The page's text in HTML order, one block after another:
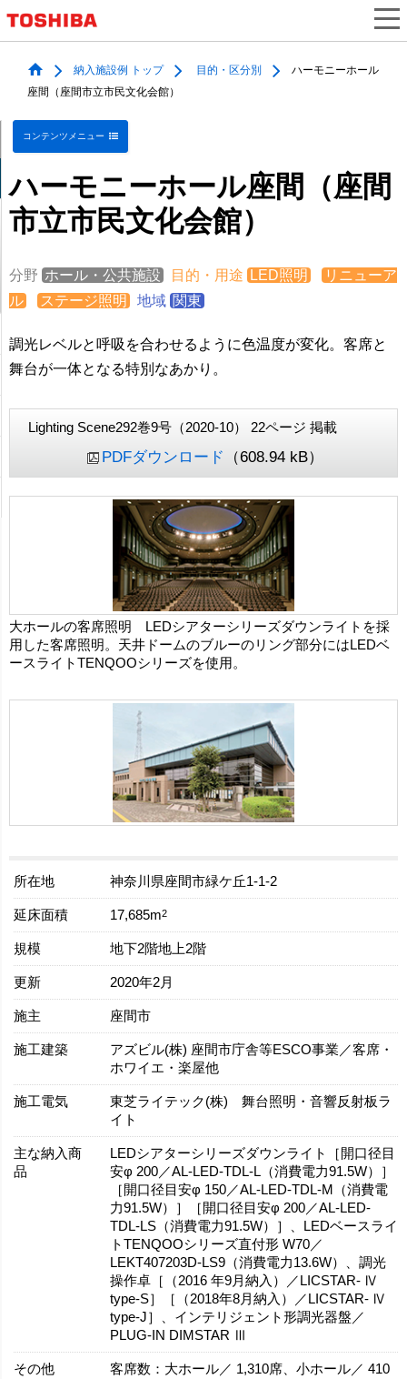
納入施設例 トップ 目的・区分別
ハーモニーホール
座間（座間市立市民文化会館）
コンテンツメニュー
ハーモニーホール座間（座間
市立市民文化会館）
分野 ホール・公共施設 目的・用途 LED照明
リニューア
ル
ステージ照明 地域 関東
調光レベルと呼吸を合わせるように色温度が変化。客席と
舞台が一体となる特別なあかり。
Lighting Scene292巻9号（2020-10） 22ページ 掲載
PDFダウンロード （608.94 kB）
大ホールの客席照明 LEDシアターシリーズダウンライトを採
用した客席照明。天井ドームのブルーのリング部分にはLEDベ
ースライトTENQOOシリーズを使用。
所在地 神奈川県座間市緑ケ丘1-1-2
延床面積 17,685m2
規模 地下2階地上2階
更新 2020年2月
施主 座間市
施工建築
アズビル(株) 座間市庁舎等ESCO事業／客席・
ホワイエ・楽屋他
施工電気
東芝ライテック(株) 舞台照明・音響反射板ラ
イト
主な納入商
品
LEDシアターシリーズダウンライト［開口径目
安φ 200／AL-LED-TDL-L（消費電力91.5W）］
［開口径目安φ 150／AL-LED-TDL-M（消費電
力91.5W）］［開口径目安φ 200／AL-LED-
TDL-LS（消費電力91.5W）］、LEDベースライ
トTENQOOシリーズ直付形 W70／
LEKT407203D-LS9（消費電力13.6W）、調光
操作卓［（2016 年9月納入）／LICSTAR- Ⅳ
type-S］［（2018年8月納入）／LICSTAR- Ⅳ
type-J］、インテリジェント形調光器盤／
PLUG-IN DIMSTAR Ⅲ
その他
客席数：大ホール／ 1,310席、小ホール／ 410